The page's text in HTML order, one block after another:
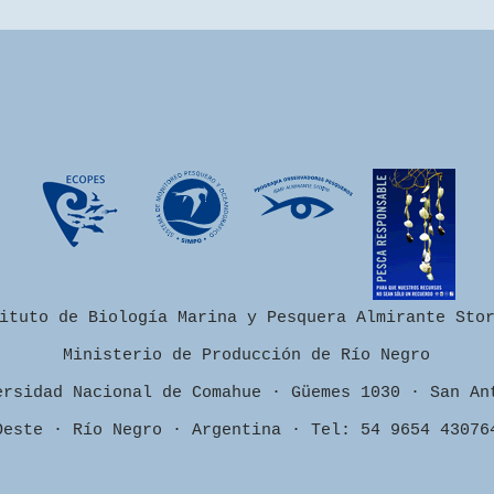
de Biología Marina y Pesquera Almirante
Ministerio de Producción de Río Negro
Nacional de Comahue · Güemes 1030 · San
· Río Negro · Argentina · Tel: 54 9654